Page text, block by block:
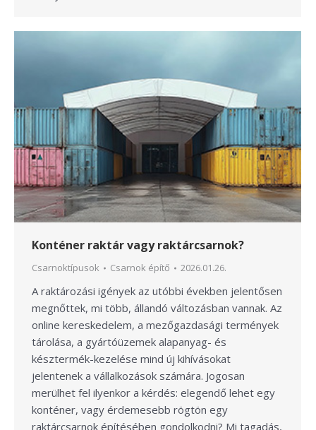
Konténer raktár vagy raktárcsarnok?
Csarnoktípusok Csarnok építő 2026.01.26.
A raktározási igények az utóbbi években jelentősen
megnőttek, mi több, állandó változásban vannak. Az
online kereskedelem, a mezőgazdasági termények
tárolása, a gyártóüzemek alapanyag- és
késztermék-kezelése mind új kihívásokat
jelentenek a vállalkozások számára. Jogosan
merülhet fel ilyenkor a kérdés: elegendő lehet egy
konténer, vagy érdemesebb rögtön egy
raktárcsarnok építésében gondolkodni? Mi tagadás,